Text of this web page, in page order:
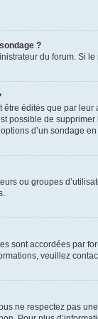
?
du forum. Si
édités que par
possible de
d’un sondage en
ou groupes
sont accordées par
veuillez
ne respectez pas